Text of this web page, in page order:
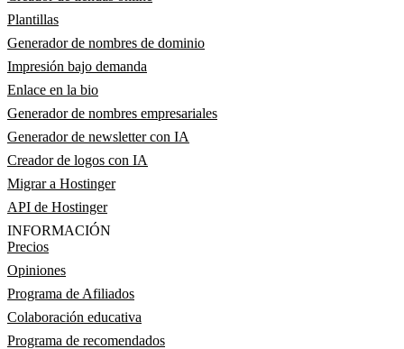
Plantillas
Generador de nombres de dominio
Impresión bajo demanda
Enlace en la bio
Generador de nombres empresariales
Generador de newsletter con IA
Creador de logos con IA
Migrar a Hostinger
API de Hostinger
INFORMACIÓN
Precios
Opiniones
Programa de Afiliados
Colaboración educativa
Programa de recomendados